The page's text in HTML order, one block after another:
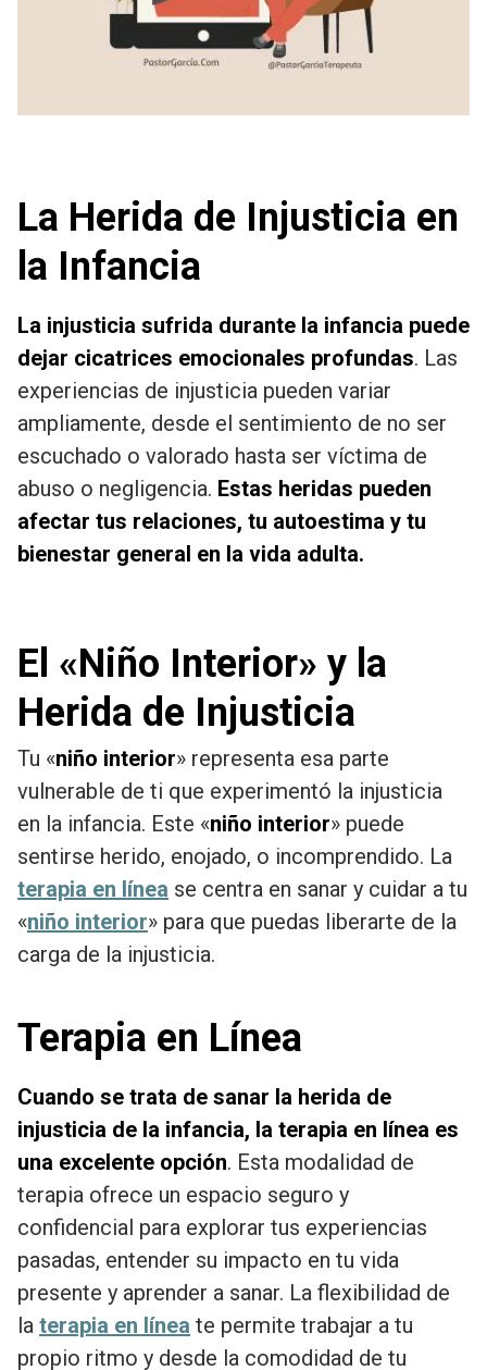
La Herida de Injusticia en
la Infancia
La injusticia sufrida durante la infancia puede
dejar cicatrices emocionales profundas. Las
experiencias de injusticia pueden variar
ampliamente, desde el sentimiento de no ser
escuchado o valorado hasta ser víctima de
abuso o negligencia. Estas heridas pueden
afectar tus relaciones, tu autoestima y tu
bienestar general en la vida adulta.
El «Niño Interior» y la
Herida de Injusticia
Tu «niño interior» representa esa parte
vulnerable de ti que experimentó la injusticia
en la infancia. Este «niño interior» puede
sentirse herido, enojado, o incomprendido. La
terapia en línea se centra en sanar y cuidar a tu
«niño interior» para que puedas liberarte de la
carga de la injusticia.
Terapia en Línea
Cuando se trata de sanar la herida de
injusticia de la infancia, la terapia en línea es
una excelente opción. Esta modalidad de
terapia ofrece un espacio seguro y
confidencial para explorar tus experiencias
pasadas, entender su impacto en tu vida
presente y aprender a sanar. La flexibilidad de
la terapia en línea te permite trabajar a tu
propio ritmo y desde la comodidad de tu